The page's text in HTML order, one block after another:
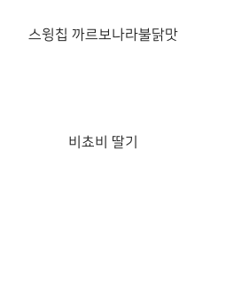
신제품
스윙칩 까르보나라불닭맛
비쵸비 딸기